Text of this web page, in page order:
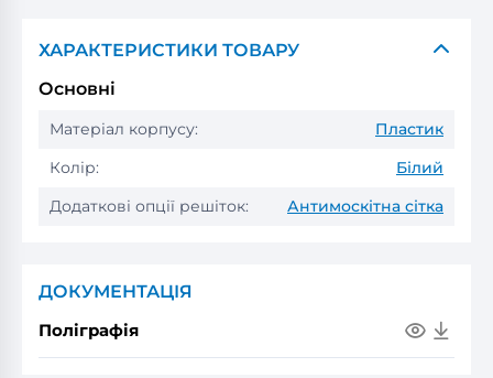
ХАРАКТЕРИСТИКИ ТОВАРУ
Основні
Матеріал корпусу:
Пластик
Колір:
Білий
Додаткові опції решіток:
Антимоскітна сітка
ДОКУМЕНТАЦІЯ
Поліграфія